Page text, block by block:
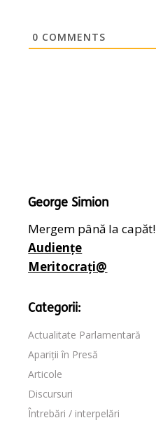
0 COMMENTS
George Simion
Mergem până la capăt!
Audiențe
Meritocrați@
Categorii:
Actualitate Parlamentară
Apariții în Presă
Articole
Discursuri
Întrebări / interpelări